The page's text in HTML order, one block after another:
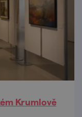
Krumlově